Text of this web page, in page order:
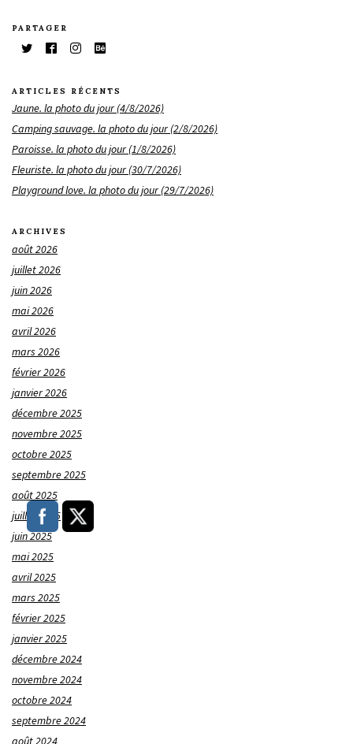
PARTAGER
ARTICLES RÉCENTS
Jaune. la photo du jour (4/8/2026)
Camping sauvage. la photo du jour (2/8/2026)
Paroisse. la photo du jour (1/8/2026)
Fleuriste. la photo du jour (30/7/2026)
Playground love. la photo du jour (29/7/2026)
ARCHIVES
août 2026
juillet 2026
juin 2026
mai 2026
avril 2026
mars 2026
février 2026
janvier 2026
décembre 2025
novembre 2025
octobre 2025
septembre 2025
août 2025
juillet 2025
juin 2025
mai 2025
avril 2025
mars 2025
février 2025
janvier 2025
décembre 2024
novembre 2024
octobre 2024
septembre 2024
août 2024